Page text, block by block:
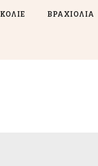
ΚΟΛΙΕ ΒΡΑΧΙΟΛΙΑ